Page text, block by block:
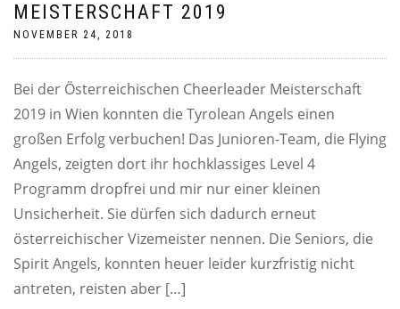
MEISTERSCHAFT 2019
NOVEMBER 24, 2018
Bei der Österreichischen Cheerleader Meisterschaft
2019 in Wien konnten die Tyrolean Angels einen
großen Erfolg verbuchen! Das Junioren-Team, die Flying
Angels, zeigten dort ihr hochklassiges Level 4
Programm dropfrei und mir nur einer kleinen
Unsicherheit. Sie dürfen sich dadurch erneut
österreichischer Vizemeister nennen. Die Seniors, die
Spirit Angels, konnten heuer leider kurzfristig nicht
antreten, reisten aber […]